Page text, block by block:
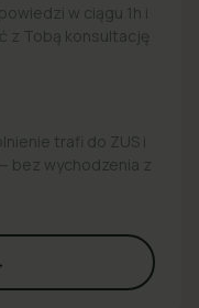
w ciągu 1h i
z Tobą konsultację
trafi do ZUS i
bez wychodzenia z